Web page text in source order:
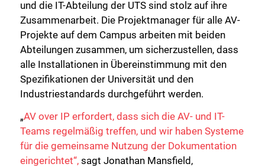
und die IT-Abteilung der UTS sind stolz auf ihre
Zusammenarbeit. Die Projektmanager für alle AV-
Projekte auf dem Campus arbeiten mit beiden
Abteilungen zusammen, um sicherzustellen, dass
alle Installationen in Übereinstimmung mit den
Spezifikationen der Universität und den
Industriestandards durchgeführt werden.
„AV over IP erfordert, dass sich die AV- und IT-
Teams regelmäßig treffen, und wir haben Systeme
für die gemeinsame Nutzung der Dokumentation
eingerichtet“, sagt Jonathan Mansfield,